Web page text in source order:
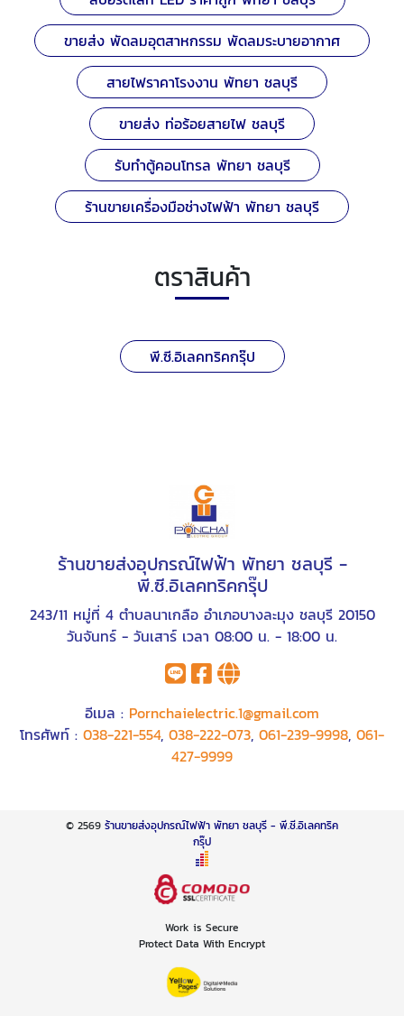
ขายส่ง พัดลมอุตสาหกรรม พัดลมระบายอากาศ
สายไฟราคาโรงงาน พัทยา ชลบุรี
ขายส่ง ท่อร้อยสายไฟ ชลบุรี
รับทำตู้คอนโทรล พัทยา ชลบุรี
ร้านขายเครื่องมือช่างไฟฟ้า พัทยา ชลบุรี
ตราสินค้า
พี.ซี.อิเลคทริคกรุ๊ป
ร้านขายส่งอุปกรณ์ไฟฟ้า พัทยา ชลบุรี -
พี.ซี.อิเลคทริคกรุ๊ป
243/11 หมู่ที่ 4 ตำบลนาเกลือ อำเภอบางละมุง ชลบุรี 20150
วันจันทร์ - วันเสาร์ เวลา 08:00 น. - 18:00 น.
อีเมล : Pornchaielectric.1@gmail.com
โทรศัพท์ : 038-221-554, 038-222-073, 061-239-9998, 061-
427-9999
© 2569 ร้านขายส่งอุปกรณ์ไฟฟ้า พัทยา ชลบุรี - พี.ซี.อิเลคทริค
กรุ๊ป
Work is Secure
Protect Data With Encrypt